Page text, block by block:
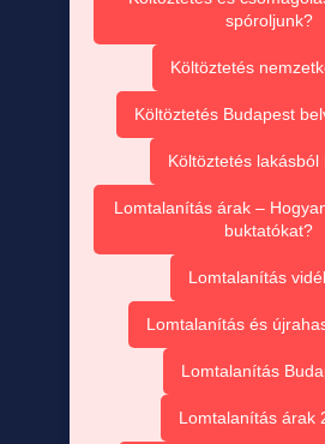
spóroljunk?
Költöztetés
Költöztetés Budapest
Költöztetés lakásból
Lomtalanítás árak –
buktatókat?
Lomtalanítás
Lomtalanítás és
Lomtalanítás
Lomtalanítás árak